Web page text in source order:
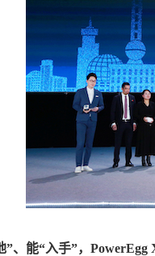
”、能“入手”，